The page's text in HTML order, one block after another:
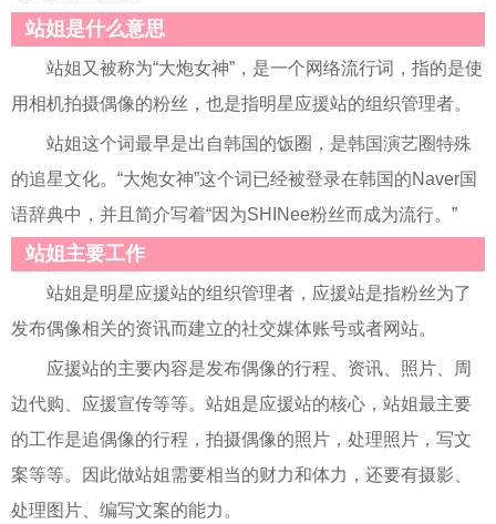
站姐是什么意思
站姐又被称为“大炮女神”，是一个网络流行词，指的是使
用相机拍摄偶像的粉丝，也是指明星应援站的组织管理者。
站姐这个词最早是出自韩国的饭圈，是韩国演艺圈特殊
的追星文化。“大炮女神”这个词已经被登录在韩国的Naver国
语辞典中，并且简介写着“因为SHINee粉丝而成为流行。”
站姐主要工作
站姐是明星应援站的组织管理者，应援站是指粉丝为了
发布偶像相关的资讯而建立的社交媒体账号或者网站。
应援站的主要内容是发布偶像的行程、资讯、照片、周
边代购、应援宣传等等。站姐是应援站的核心，站姐最主要
的工作是追偶像的行程，拍摄偶像的照片，处理照片，写文
案等等。因此做站姐需要相当的财力和体力，还要有摄影、
处理图片、编写文案的能力。